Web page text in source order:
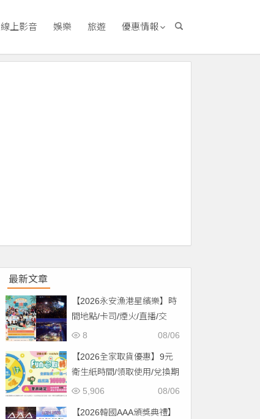
線上影音 娛樂 旅遊 優惠情報
最新文章
【2026永安漁港星繽樂】時
間地點/卡司/煙火/直播/交
通，免費入場！
08/06
8
【2026全家取貨優惠】9元
衛生紙時間/領取使用/兌換期
限一次看！
08/06
5,906
【2026韓國AAA頒獎典禮】